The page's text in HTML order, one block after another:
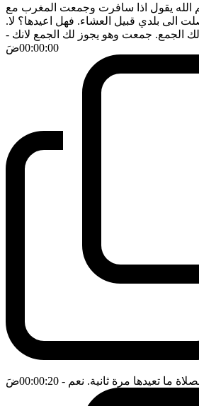
الله يقول اذا سافرت وجمعت المغرب مع
الى بلدي قبيل العشاء. فهل اعيدها؟ لا.
الجمع. جمعت وهو يجوز لك الجمع لانك -
00:00:00ضَ
ما تعيدها مرة ثانية. نعم - 00:00:20 ضَ